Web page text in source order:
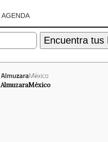
AGENDA
Encuentra tus
AlmuzaraMéxico